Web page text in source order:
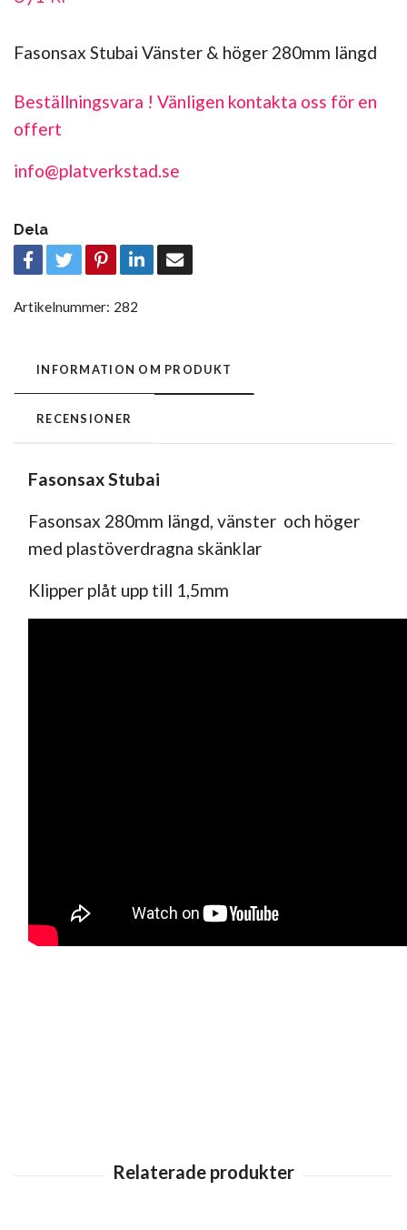
Fasonsax Stubai Vänster & höger 280mm längd
Beställningsvara ! Vänligen kontakta oss för en
offert
info@platverkstad.se
Dela
Artikelnummer: 282
INFORMATION OM PRODUKT
RECENSIONER
Fasonsax Stubai
Fasonsax 280mm längd, vänster och höger
med plastöverdragna skänklar
Klipper plåt upp till 1,5mm